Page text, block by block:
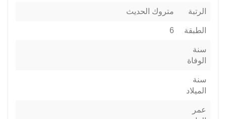
الرتبة متروك الحديث
الطبقة 6
سنة
الوفاة
سنة
الميلاد
عمر